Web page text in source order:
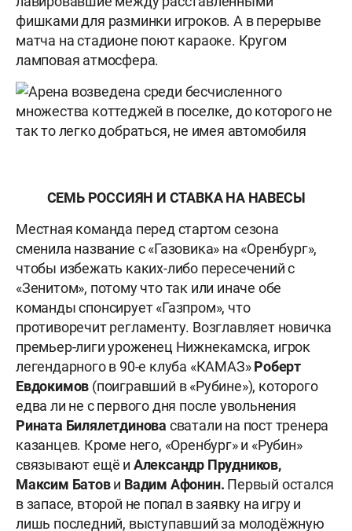
фишками для разминки игроков. А в перерыве
матча на стадионе поют караоке. Кругом
ламповая атмосфера.
СЕМЬ РОССИЯН И СТАВКА НА НАВЕСЫ
Местная команда перед стартом сезона
сменила название с «Газовика» на «Оренбург»,
чтобы избежать каких-либо пересечений с
«Зенитом», потому что так или иначе обе
команды спонсирует «Газпром», что
противоречит регламенту. Возглавляет новичка
премьер-лиги уроженец Нижнекамска, игрок
легендарного в 90-е клуба «КАМАЗ»Роберт
Евдокимов (поигравший в «Рубине»), которого
едва ли не с первого дня после увольнения
Рината Билялетдинова сватали на пост тренера
казанцев. Кроме него, «Оренбург» и «Рубин»
связывают ещё и Александр Прудников,
Максим Батови Вадим Афонин. Первый остался
в запасе, второй не попал в заявку на игру и
лишь последний, выступавший за молодёжную